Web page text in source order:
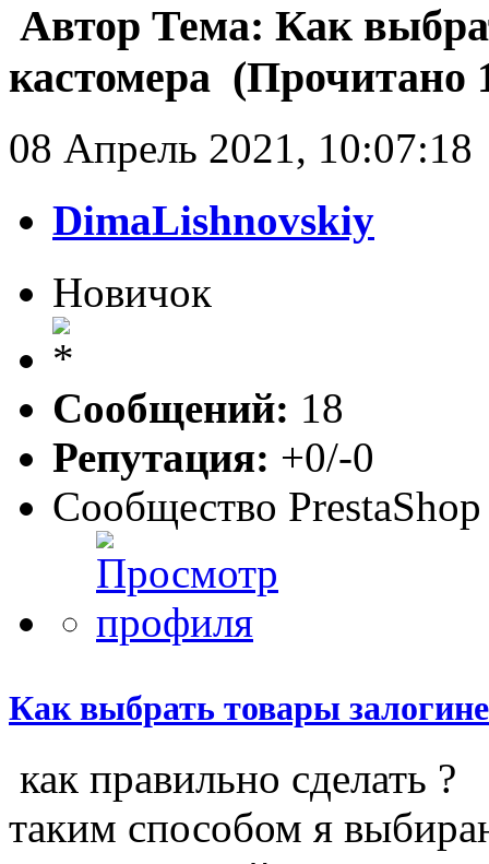
Автор Тема: Как
кастомера (Прочитано
08 Апрель 2021, 10:07:18
DimaLishnovskiy
Новичок
Сообщений: 18
Репутация: +0/-0
Сообщество PrestaShop
Как выбрать товары
как правильно сделать ?
таким способом я